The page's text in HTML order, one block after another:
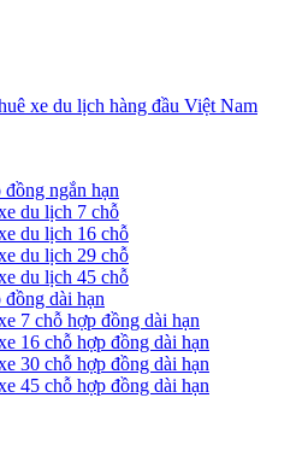
ngắn hạn
du lịch 7 chỗ
du lịch 16 chỗ
du lịch 29 chỗ
du lịch 45 chỗ
dài hạn
7 chỗ hợp đồng dài hạn
16 chỗ hợp đồng dài hạn
30 chỗ hợp đồng dài hạn
45 chỗ hợp đồng dài hạn